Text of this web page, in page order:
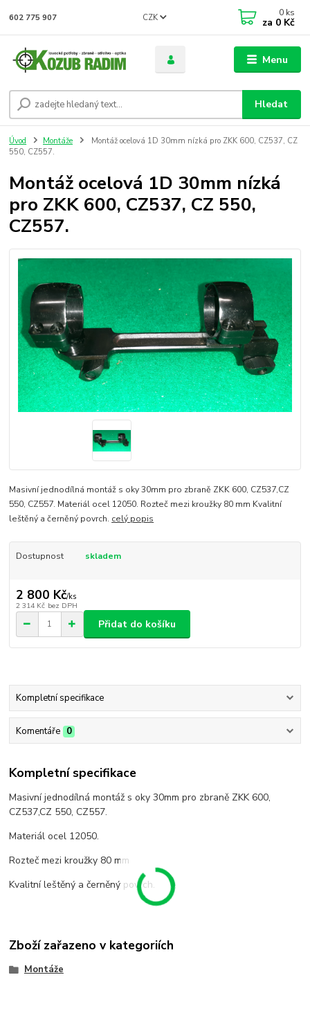
Menu
CZK
Hledat
602 775 907 0 ks
za 0 Kč
Úvod Montáže
Montáž ocelová 1D 30mm nízká pro ZKK 600, CZ537, CZ
550, CZ557.
Montáž ocelová 1D 30mm nízká
pro ZKK 600, CZ537, CZ 550,
CZ557.
Masivní jednodílná montáž s oky 30mm pro zbraně ZKK 600, CZ537,CZ
550, CZ557. Materiál ocel 12050. Rozteč mezi kroužky 80 mm Kvalitní
leštěný a černěný povrch. celý popis
Dostupnost skladem
2 800 Kč/ks
2 314 Kč bez DPH
Přidat do košíku
Kompletní specifikace
Komentáře 0
Kompletní specifikace
Masivní jednodílná montáž s oky 30mm pro zbraně ZKK 600,
CZ537,CZ 550, CZ557.
Materiál ocel 12050.
Rozteč mezi kroužky 80 mm
Kvalitní leštěný a černěný povrch.
Zboží zařazeno v kategoriích
Montáže